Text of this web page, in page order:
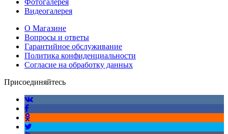
Видеогалерея
О Магазине
Вопросы и ответы
Гарантийное обслуживание
Политика конфиденциальности
Согласие на обработку данных
Присоединяйтесь